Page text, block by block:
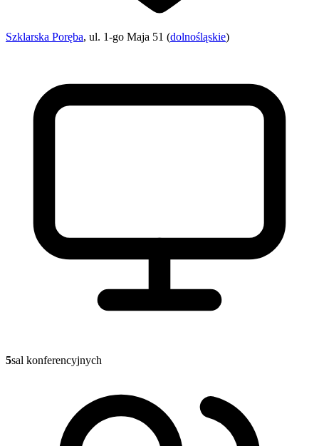
Szklarska Poręba, ul. 1-go Maja 51 (dolnośląskie)
5sal konferencyjnych